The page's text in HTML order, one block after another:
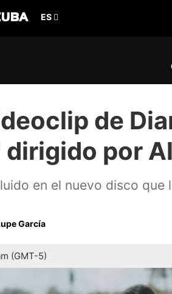
de
dirigido por
en el nuevo disco que
García
(GMT-5)